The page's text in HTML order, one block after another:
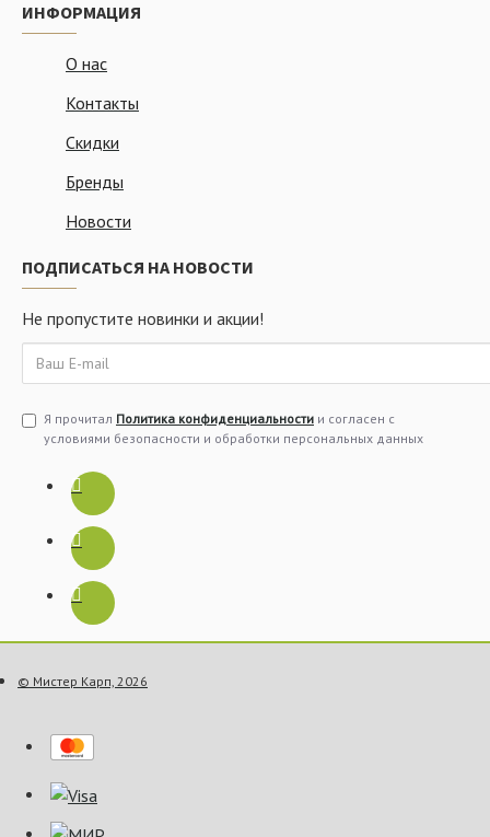
ИНФОРМАЦИЯ
О нас
Контакты
Скидки
Бренды
Новости
ПОДПИСАТЬСЯ НА НОВОСТИ
Не пропустите новинки и акции!
Я прочитал Политика конфиденциальности и согласен с
условиями безопасности и обработки персональных данных
© Мистер Карп, 2026